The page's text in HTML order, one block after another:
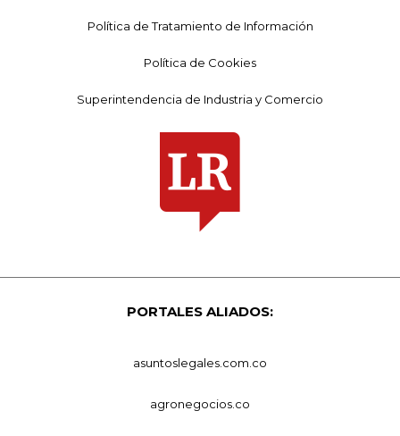
Política de Tratamiento de Información
Política de Cookies
Superintendencia de Industria y Comercio
PORTALES ALIADOS:
asuntoslegales.com.co
agronegocios.co